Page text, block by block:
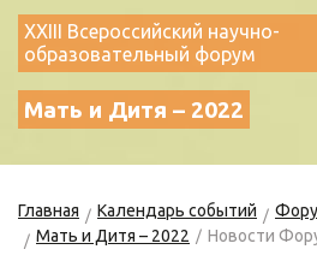
XXIII Всероссийский научно-
образовательный форум
Мать и Дитя – 2022
Главная Календарь событий
Мать и Дитя – 2022
Новости